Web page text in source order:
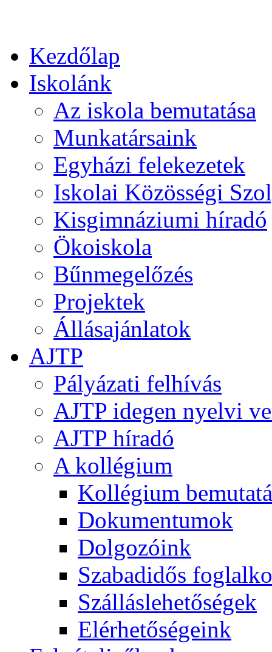
Kezdőlap
Iskolánk
Az iskola bemutatása
Munkatársaink
Egyházi felekezetek
Iskolai Közösségi
Kisgimnáziumi híradó
Ökoiskola
Bűnmegelőzés
Projektek
Állásajánlatok
AJTP
Pályázati felhívás
AJTP idegen nyelvi
AJTP híradó
A kollégium
Kollégium
Dokumentumok
Dolgozóink
Szabadidős
Szálláslehetőségek
Elérhetőségeink